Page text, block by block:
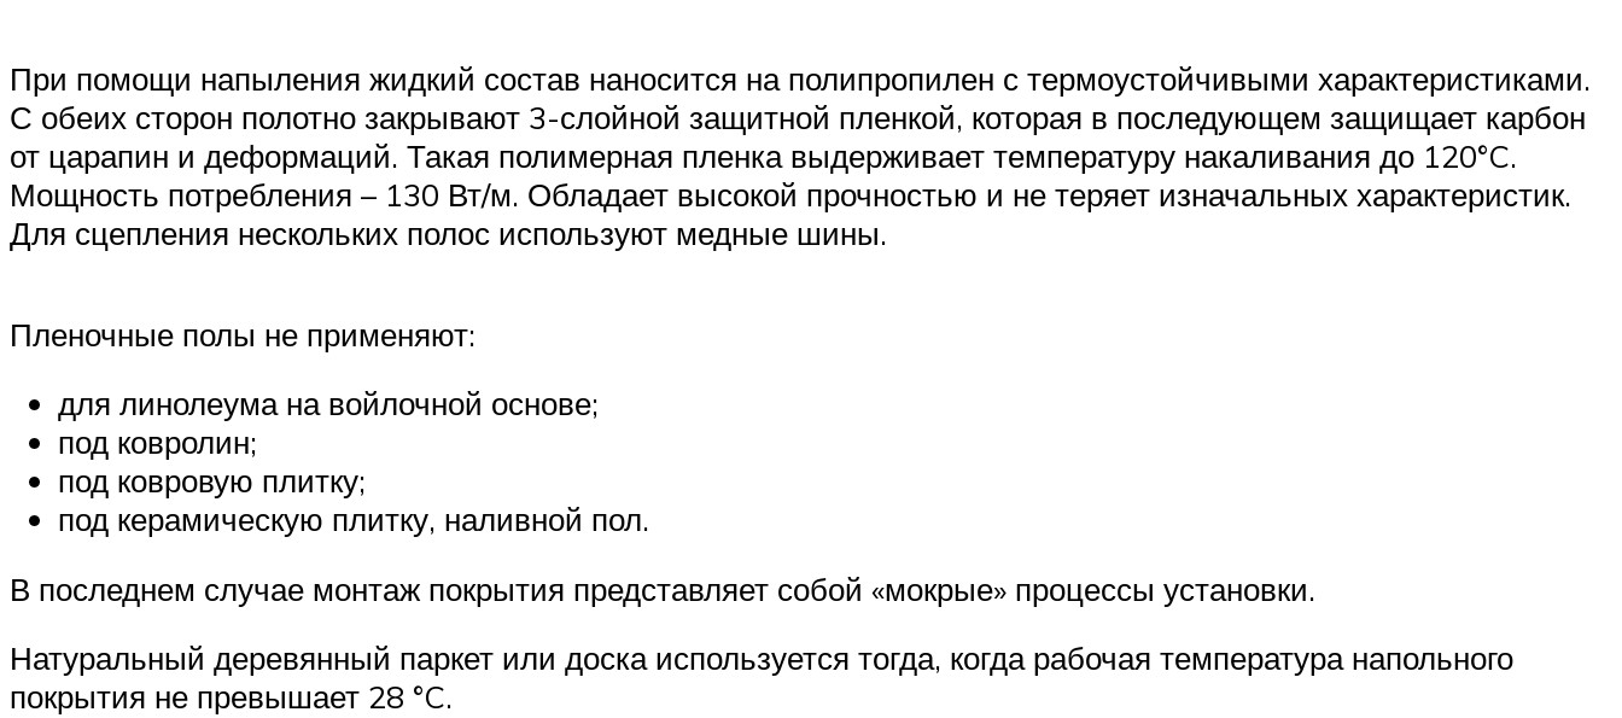
При помощи напыления жидкий состав наносится на полипропилен с термоустойчивыми характеристиками.
С обеих сторон полотно закрывают 3-слойной защитной пленкой, которая в последующем защищает карбон
от царапин и деформаций. Такая полимерная пленка выдерживает температуру накаливания до 120°C.
Мощность потребления – 130 Вт/м. Обладает высокой прочностью и не теряет изначальных характеристик.
Для сцепления нескольких полос используют медные шины.
Пленочные полы не применяют:
для линолеума на войлочной основе;
под ковролин;
под ковровую плитку;
под керамическую плитку, наливной пол.
В последнем случае монтаж покрытия представляет собой «мокрые» процессы установки.
Натуральный деревянный паркет или доска используется тогда, когда рабочая температура напольного
покрытия не превышает 28 °C.